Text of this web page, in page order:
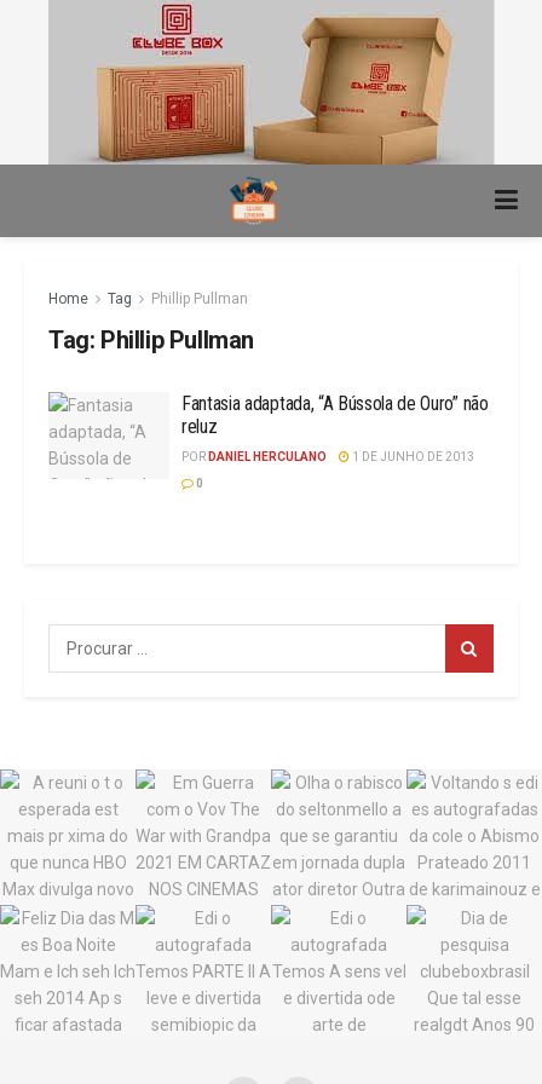
Home Tag Phillip Pullman
Tag: Phillip Pullman
Fantasia adaptada, “A Bússola de Ouro” não
reluz
POR DANIEL HERCULANO
1 DE JUNHO DE 2013
0